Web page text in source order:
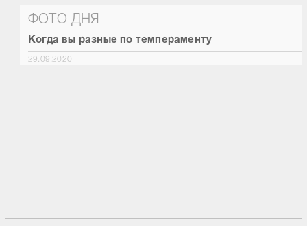
ФОТО ДНЯ
Когда вы разные по темпераменту
29.09.2020